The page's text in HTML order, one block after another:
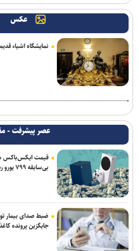
رشد ۴۲ درصدی سازش در شورای حل اختلاف استان تهران
ترافیک سنگین در جاده چالوس/ جاده‌های
سایر محورها روان است
پایش شبانه روزی تهویه قطار‌ها و
تهویه در قطار‌های جدید
آثار مخرب مصرف الکل و سیگار در بروز بیماری‌ها
کلاهبرداری و پولشویی در قالب شرکت
مهاجرتی با ۳۰۰ شاکی رو شد
تصادف زنجیره‌ای ۱۲
حادثه در دست بررسی است
زائر در تصادفات اربعینی
عکس
نمایشگاه اشیاء
عصر پیشرفت -
قیمت ایکس‌باکس
بی‌سابقه ۷۹۹ یورو رسید
ضبط صدای بیمار
جایگزین پرونده